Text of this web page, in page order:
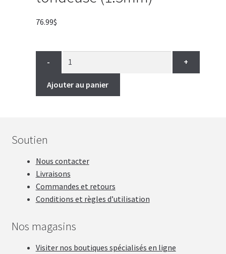
76.99$
- +
Ajouter au panier
Soutien
Nous contacter
Livraisons
Commandes et retours
Conditions et règles d’utilisation
Nos magasins
Visiter nos boutiques spécialisés en ligne